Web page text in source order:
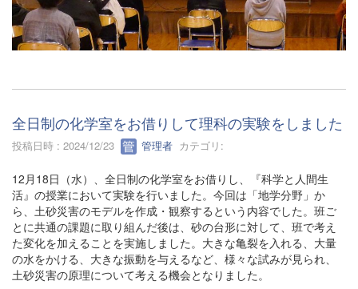
全日制の化学室をお借りして理科の実験をしました
投稿日時 : 2024/12/23 管理者 カテゴリ:
12月18日（水）、全日制の化学室をお借りし、『科学と人間生
活』の授業において実験を行いました。今回は「地学分野」か
ら、土砂災害のモデルを作成・観察するという内容でした。班ご
とに共通の課題に取り組んだ後は、砂の台形に対して、班で考え
た変化を加えることを実施しました。大きな亀裂を入れる、大量
の水をかける、大きな振動を与えるなど、様々な試みが見られ、
土砂災害の原理について考える機会となりました。